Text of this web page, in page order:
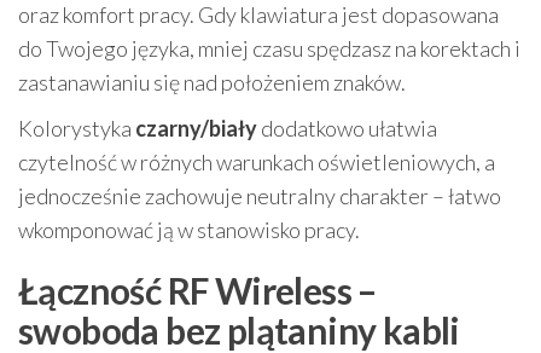
oraz komfort pracy. Gdy klawiatura jest dopasowana
do Twojego języka, mniej czasu spędzasz na korektach i
zastanawianiu się nad położeniem znaków.
Kolorystyka czarny/białydodatkowo ułatwia
czytelność w różnych warunkach oświetleniowych, a
jednocześnie zachowuje neutralny charakter – łatwo
wkomponować ją w stanowisko pracy.
Łączność RF Wireless –
swoboda bez plątaniny kabli